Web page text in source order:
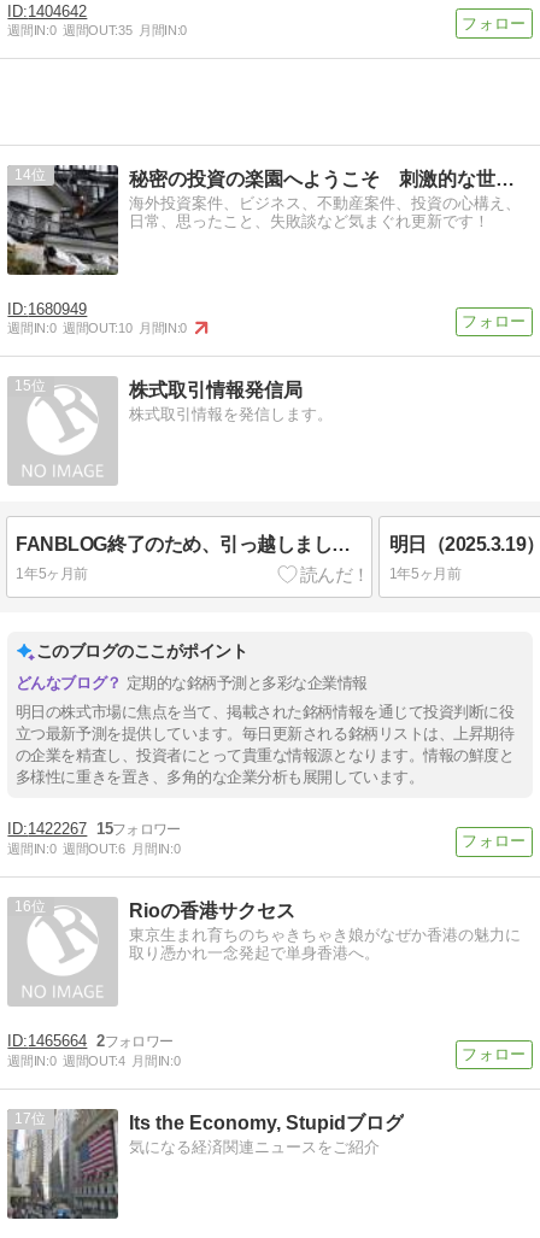
1404642
週間IN:0 週間OUT:35 月間IN:0
14 秘密の投資の楽園へようこそ 刺激的な世界がそこにはある
海外投資案件、ビジネス、不動産案件、投資の心構え、
日常、思ったこと、失敗談など気まぐれ更新です！
1680949
週間IN:0 週間OUT:10 月間IN:0
15 株式取引情報発信局
株式取引情報を発信します。
FANBLOG終了のため、引っ越しました。
1年5ヶ月前
明日（2025.3.19
1年5ヶ月前
このブログのここがポイント
定期的な銘柄予測と多彩な企業情報
明日の株式市場に焦点を当て、掲載された銘柄情報を通じて投資判断に役
立つ最新予測を提供しています。毎日更新される銘柄リストは、上昇期待
の企業を精査し、投資者にとって貴重な情報源となります。情報の鮮度と
多様性に重きを置き、多角的な企業分析も展開しています。
1422267 15
週間IN:0 週間OUT:6 月間IN:0
16 Rioの香港サクセス
東京生まれ育ちのちゃきちゃき娘がなぜか香港の魅力に
取り憑かれ一念発起で単身香港へ。
1465664 2
週間IN:0 週間OUT:4 月間IN:0
17 Its the Economy, Stupidブログ
気になる経済関連ニュースをご紹介